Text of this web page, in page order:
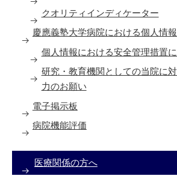
クオリティインディケーター
慶應義塾大学病院における個人情
個人情報における安全管理措置
研究・教育機関としての当院に
力のお願い
電子掲示板
病院機能評価
医療関係の方へ